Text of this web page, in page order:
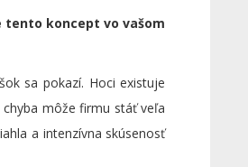
tento koncept vo vašom
sa pokazí. Hoci existuje
môže firmu stáť veľa
a intenzívna skúsenosť